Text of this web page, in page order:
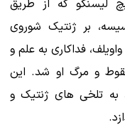
لیسنکو که از طریق
بر ژنتیک شوروی
فداکاری به علم و
و مرگ او شد. این
به تلخی های ژنتیک و